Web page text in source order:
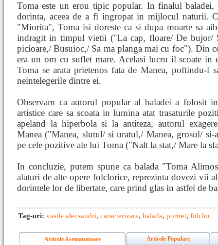
Toma este un erou tipic popular. In finalul
dorinta, aceea de a fi ingropat in mijlocul naturii.
"Miorita", Toma isi doreste ca si dupa moarte sa
indragit in timpul vietii ("La cap, floare/ De bujor/
picioare,/ Busuioc,/ Sa ma planga mai cu foc"). Din
era un om cu suflet mare. Acelasi lucru il scoate
Toma se arata prietenos fata de Manea, poftindu-l
neintelegerile dintre ei.
Observam ca autorul popular al baladei a folosit
artistice care sa scoata in lumina atat trasaturile
apeland la hiperbola si la antiteza, autorul
Manea ("Manea, slutul/ si uratul,/ Manea, grosul/
pe cele pozitive ale lui Toma ("Nalt la stat,/ Mare la
In concluzie, putem spune ca balada "Toma
alaturi de alte opere folclorice, reprezinta dovezi vii
dorintele lor de libertate, care prind glas in astfel de
Tag-uri: vasile alecsandri, caracterizare, balada, portret, folclor
Articole Asemanatoare
Articole Populare